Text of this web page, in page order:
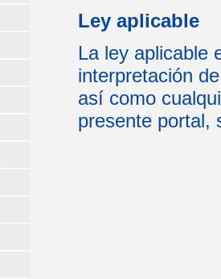
Ley aplicable
La ley aplicable
interpretación
así como
presente portal,